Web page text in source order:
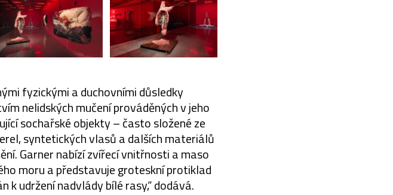
fyzickými a duchovními důsledky
nelidských mučení prováděných v jeho
sochařské objekty – často složené ze
syntetických vlasů a dalších materiálů
Garner nabízí zvířecí vnitřnosti a maso
moru a představuje groteskní protiklad
udržení nadvlády bílé rasy,“ dodává.